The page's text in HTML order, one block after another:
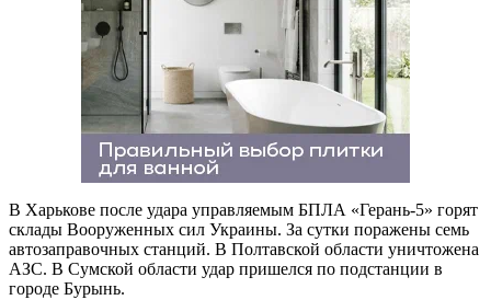
В Харькове после удара управляемым БПЛА «Герань-5» горят
склады Вооруженных сил Украины. За сутки поражены семь
автозаправочных станций. В Полтавской области уничтожена
АЗС. В Сумской области удар пришелся по подстанции в
городе Бурынь.